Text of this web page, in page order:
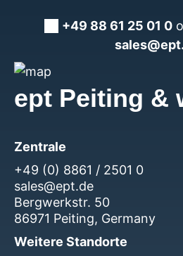
+49 88 61 25 01 0
ept Peiting &
Zentrale
+49 (0) 8861 / 2501 0
sales@ept.de
Bergwerkstr. 50
86971 Peiting, Germany
Weitere Standorte